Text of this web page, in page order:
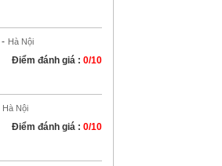
- Hà Nội
Điểm đánh giá : 0/10
Hà Nội
Điểm đánh giá : 0/10